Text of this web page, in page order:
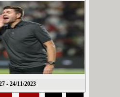
24/11/2023 - 10:27 م